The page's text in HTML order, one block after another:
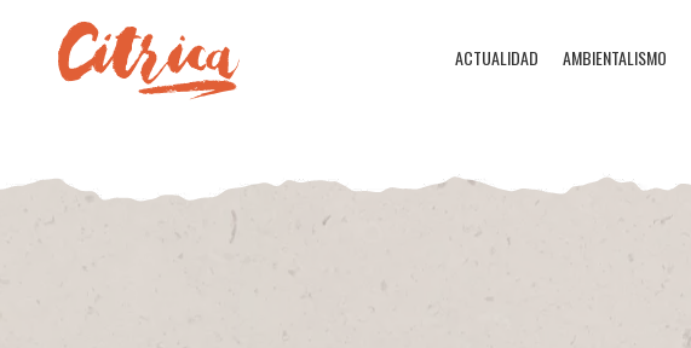
ACTUALIDAD AMBIENTALISMO